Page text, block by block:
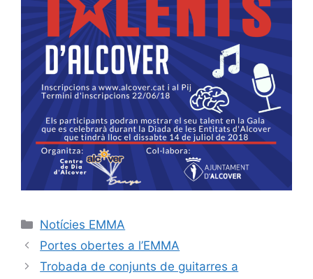
Notícies EMMA
Portes obertes a l’EMMA
Trobada de conjunts de guitarres a